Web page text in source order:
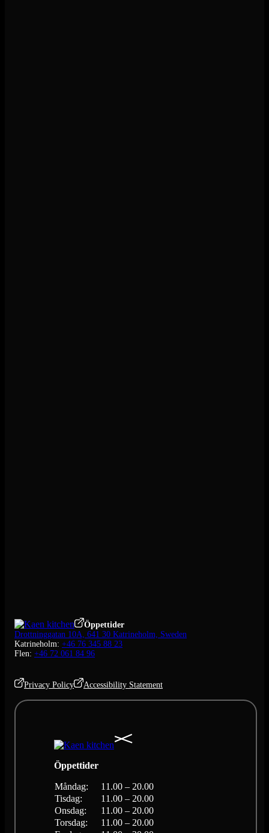
Öppettider
Drottninggatan 10A, 641 30 Katrineholm, Sweden
Katrineholm: +46 76 345 88 23
Flen: +46 72 061 84 96
Privacy Policy Accessibility Statement
Öppettider
Måndag:
11.00 – 20.00
Tisdag:
11.00 – 20.00
Onsdag:
11.00 – 20.00
Torsdag:
11.00 – 20.00